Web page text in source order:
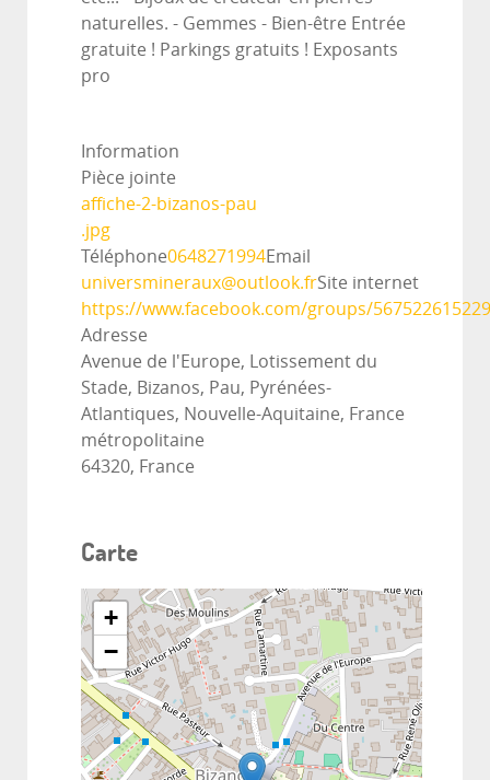
naturelles. - Gemmes - Bien-être Entrée
gratuite ! Parkings gratuits ! Exposants
pro
Information
Pièce jointe
affiche-2-bizanos-pau
.jpg
Téléphone0648271994Email
universmineraux@outlook.frSite internet
https://www.facebook.com/groups/
Adresse
Avenue de l'Europe, Lotissement du
Stade, Bizanos, Pau, Pyrénées-
Atlantiques, Nouvelle-Aquitaine, France
métropolitaine
64320, France
Carte
+
−